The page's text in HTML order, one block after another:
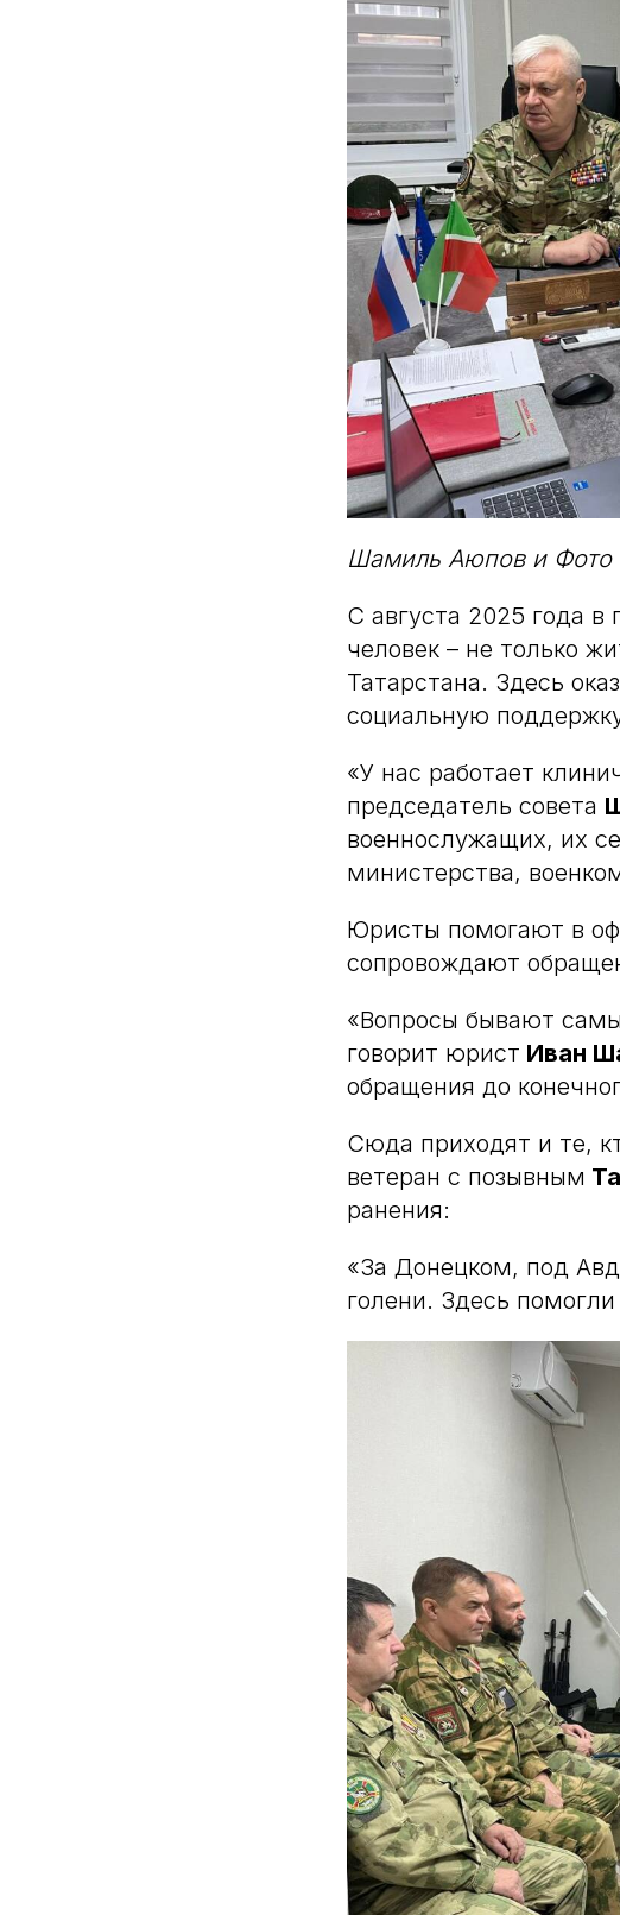
Шамиль Аюпов и Фото
С августа 2025 года в
человек – не только
Татарстана. Здесь
социальную
«У нас работает
председатель совета
военнослужащих, их
министерства,
Юристы помогают в
сопровождают
«Вопросы бывают
говорит юрист Иван
обращения до
Сюда приходят и те,
ветеран с позывным
ранения:
«За Донецком, под
голени. Здесь